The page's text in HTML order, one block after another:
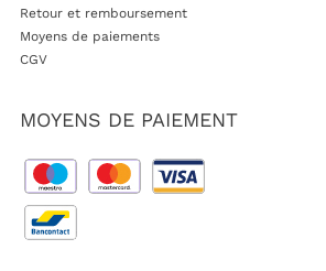
Retour et remboursement
Moyens de paiements
CGV
MOYENS DE PAIEMENT